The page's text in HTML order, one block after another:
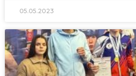
05.05.2023